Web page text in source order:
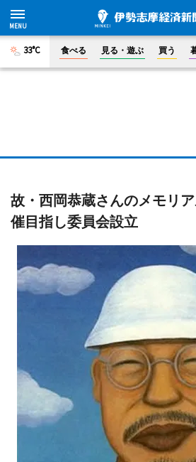
33°C 食べる 見る・遊ぶ 買う
故・西岡恭蔵さんのメモリ
催目指し委員会設立